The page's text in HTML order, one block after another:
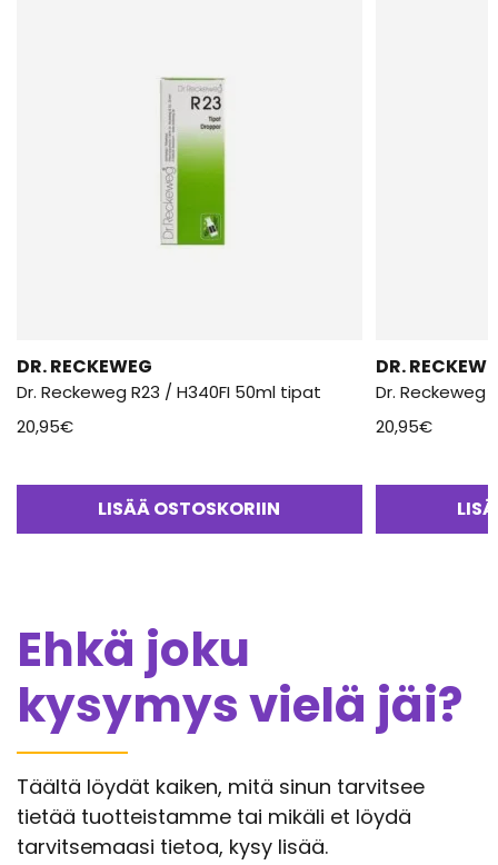
DR. RECKEWEG
Dr. Reckeweg R23 / H340FI 50ml tipat
20,95€
LISÄÄ OSTOSKORIIN
DR.
Dr. Reckeweg
20,95€
Ehkä joku
kysymys vielä jäi?
Täältä löydät kaiken, mitä sinun tarvitsee
tietää tuotteistamme tai mikäli et löydä
tarvitsemaasi tietoa, kysy lisää.